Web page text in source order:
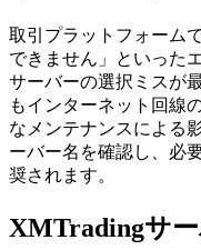
取引プラットフォーム
できません」といった
サーバーの選択ミスが
もインターネット回線
なメンテナンスによる
ーバー名を確認し、必
奨されます。
XMTradingサ